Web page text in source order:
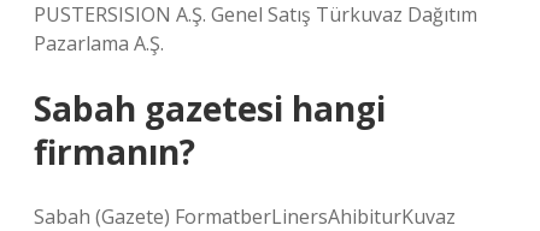
PUSTERSISION A.Ş. Genel Satış Türkuvaz Dağıtım
Pazarlama A.Ş.
Sabah gazetesi hangi
firmanın?
Sabah (Gazete) FormatberLinersAhibiturKuvaz